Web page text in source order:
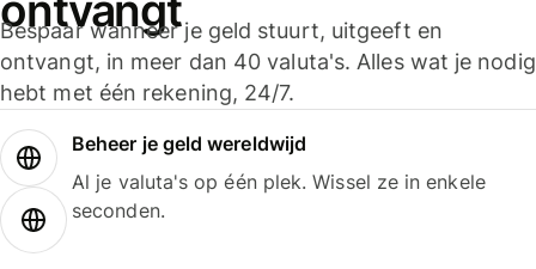
Bespaar wanneer je geld stuurt, uitgeeft en
ontvangt, in meer dan 40 valuta's. Alles wat je nodig
hebt met één rekening, 24/7.
Beheer je geld wereldwijd
Al je valuta's op één plek. Wissel ze in enkele
seconden.